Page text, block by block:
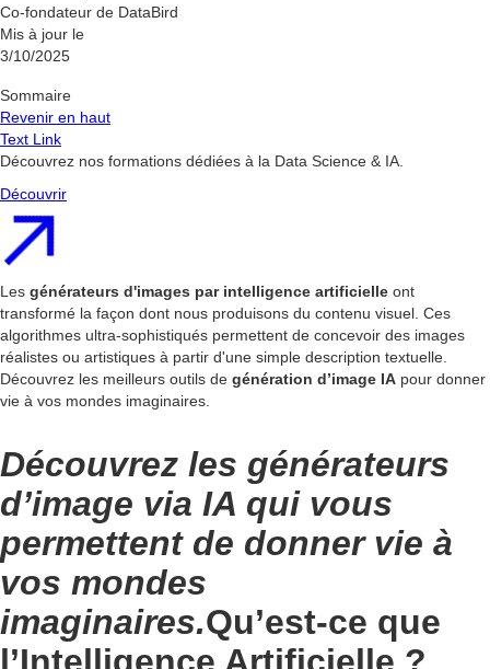
Co-fondateur de DataBird
Mis à jour le
3/10/2025
Sommaire
Revenir en haut
Text Link
Découvrez nos formations dédiées à la Data Science & IA.
Découvrir
Les générateurs d'images par intelligence artificielle ont
transformé la façon dont nous produisons du contenu visuel. Ces
algorithmes ultra-sophistiqués permettent de concevoir des images
réalistes ou artistiques à partir d'une simple description textuelle.
Découvrez les meilleurs outils de génération d’image IA pour donner
vie à vos mondes imaginaires.
Découvrez les générateurs
d’image via IA qui vous
permettent de donner vie à
vos mondes
imaginaires.Qu’est-ce que